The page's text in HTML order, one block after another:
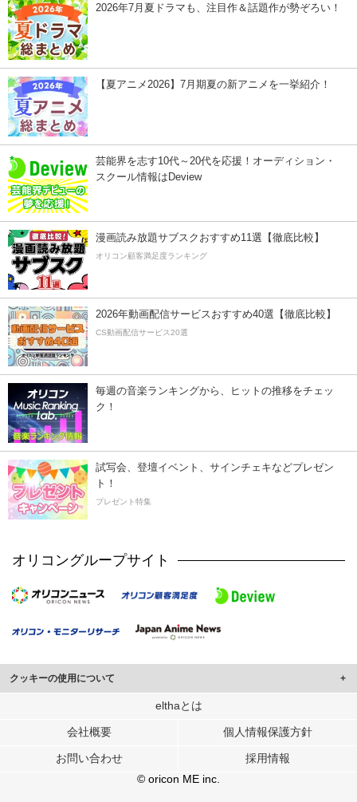
2026年7月夏ドラマも、注目作＆話題作が勢ぞろい！
【夏アニメ2026】7月期夏の新アニメを一挙紹介！
芸能界を志す10代～20代を応援！オーディション・
スクール情報はDeview
漫画読み放題サブスクおすすめ11選【徹底比較】
オリコン顧客満足度ランキング
2026年動画配信サービスおすすめ40選【徹底比較】
CS動画配信サービス20選
毎週の音楽ランキングから、ヒットの推移をチェッ
ク！
試写会、登壇イベント、サインチェキなどプレゼン
ト！
プレゼント特集
オリコングループサイト
クッキーの使用について
このサイトでは Cookie を使用して、ユーザーに合わせたコンテンツや広告の
行っています。
メディアや広告配信、データ解析の各パートナーに提供しています。
各パートナーは、この情報とユーザーが各パートナーに提供した他の情報や、
ユーザーが各パートナーのサービスを使用したときに収集した他の情報を組み
elthaとは
会社概要 個人情報保護方針
お問い合わせ
採用情報
© oricon ME inc.